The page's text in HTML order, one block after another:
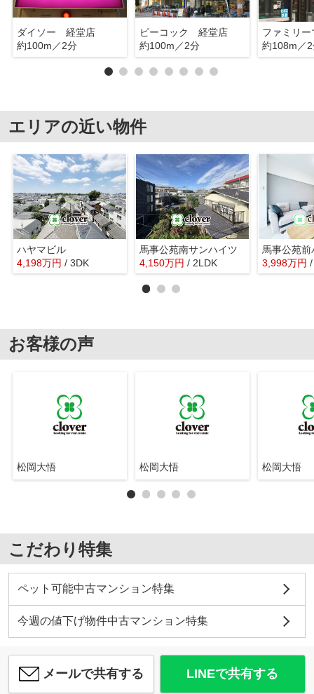
ダイソー 経堂店
約100m／2分
ピーコック 経堂店
約100m／2分
約108m／
エリアの近い物件
ハヤマビル
4,198万円 / 3DK
馬事公苑南サンハイツ
4,150万円 / 2LDK
馬事公苑
3,998万円
お客様の声
松岡大悟 松岡大悟 松岡大悟
こだわり特集
ペット可能中古マンション特集
今週の値下げ物件中古マンション特集
メールで共有する LINEで共有する